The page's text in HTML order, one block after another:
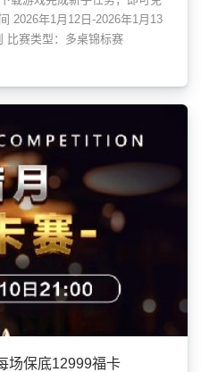
2026年1月12日-2026年1月13
比赛类型：多桌锦标赛
场保底12999福卡